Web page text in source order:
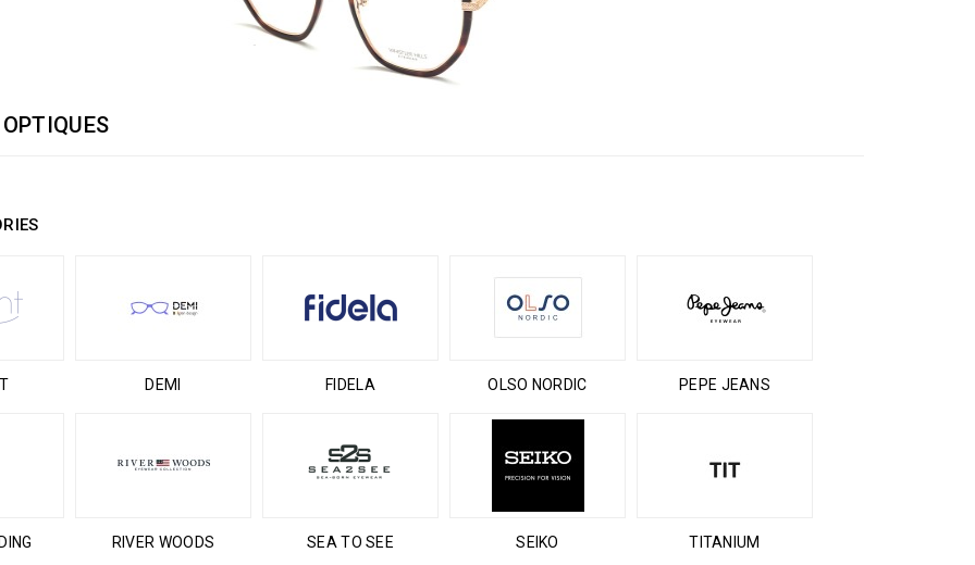
DEMI FIDELA OLSO NORDIC PEPE JEANS
RIVER WOODS SEA TO SEE SEIKO TITANIUM